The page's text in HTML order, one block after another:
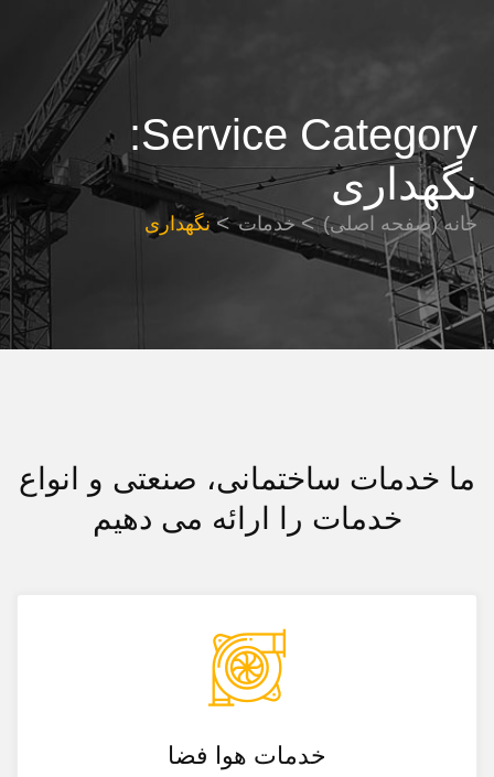
Service Category:
نگهداری
خانه (صفحه اصلی) خدمات نگهداری
ما خدمات ساختمانی، صنعتی و انواع
خدمات را ارائه می دهیم
خدمات هوا فضا